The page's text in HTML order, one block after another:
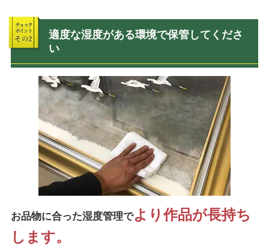
適度な湿度がある環境で保管してくださ
い
お品物に合った湿度管理でより作品が長持ち
します。